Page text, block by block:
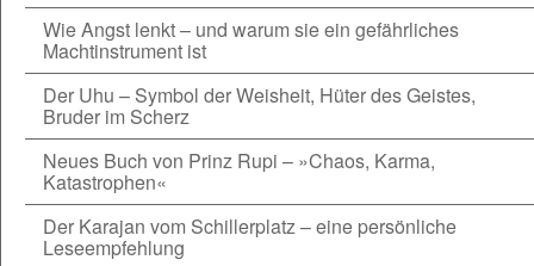
Wie Angst lenkt – und warum sie ein gefährliches
Machtinstrument ist
Der Uhu – Symbol der Weisheit, Hüter des Geistes,
Bruder im Scherz
Neues Buch von Prinz Rupi – »Chaos, Karma,
Katastrophen«
Der Karajan vom Schillerplatz – eine persönliche
Leseempfehlung